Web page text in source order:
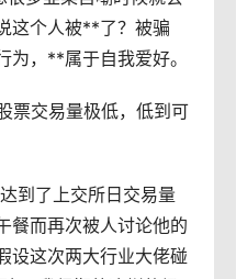
这个人被**了？被骗
，**属于自我爱好。
票交易量极低，低到可
到了上交所日交易量
餐而再次被人讨论他的
设这次两大行业大佬碰